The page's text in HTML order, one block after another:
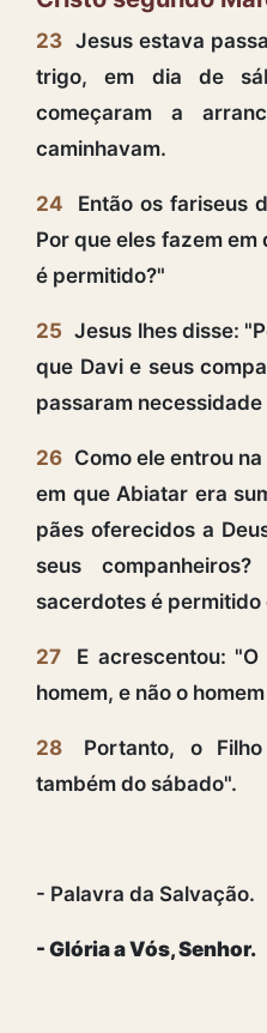
23 Jesus estava
trigo, em dia de
começaram a
caminhavam.
24
Então os fariseus
Por que eles fazem
é permitido?"
25 Jesus lhes disse:
que Davi e seus
passaram
26 Como ele entrou
em que Abiatar era
pães oferecidos a
seus
sacerdotes é permitido
27
E acrescentou:
homem, e não o
28
Portanto, o
também do sábado".
- Palavra da Salvação.
- Glória a Vós, Senhor.